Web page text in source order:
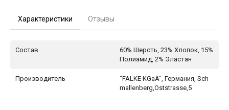
Характеристики Отзывы
Состав
60% Шерсть, 23% Хлопок, 15%
Полиамид, 2% Эластан
Производитель
"FALKE KGaA", Германия, Sch
mallenberg,Oststrasse,5